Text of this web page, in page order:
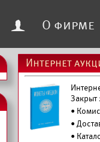
f О фирме
Интернет
Закрыт
•
•
•